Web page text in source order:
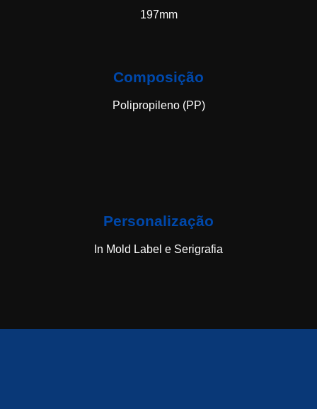
197mm
Composição
Polipropileno (PP)
Personalização
In Mold Label e Serigrafia